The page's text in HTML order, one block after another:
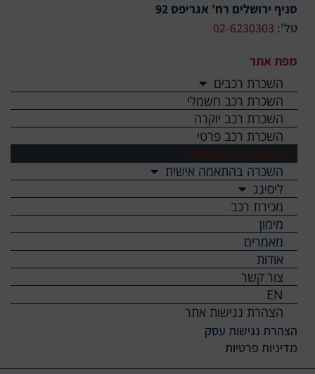
מפת אתר
השכרת רכבים
השכרת רכב חשמלי
השכרת רכב יוקרה
השכרת רכב פרטי
השכרת רכב מסחרי
השכרה בהתאמה אישית
ליסינג
מכירת רכב
מימון
מאמרים
אודות
צור קשר
EN
הצהרת נגישות אתר
הצהרת נגישות עסק​
מדיניות פרטיות
סניף ירושלים רח' אגריפס 92
טל': 02-6230303